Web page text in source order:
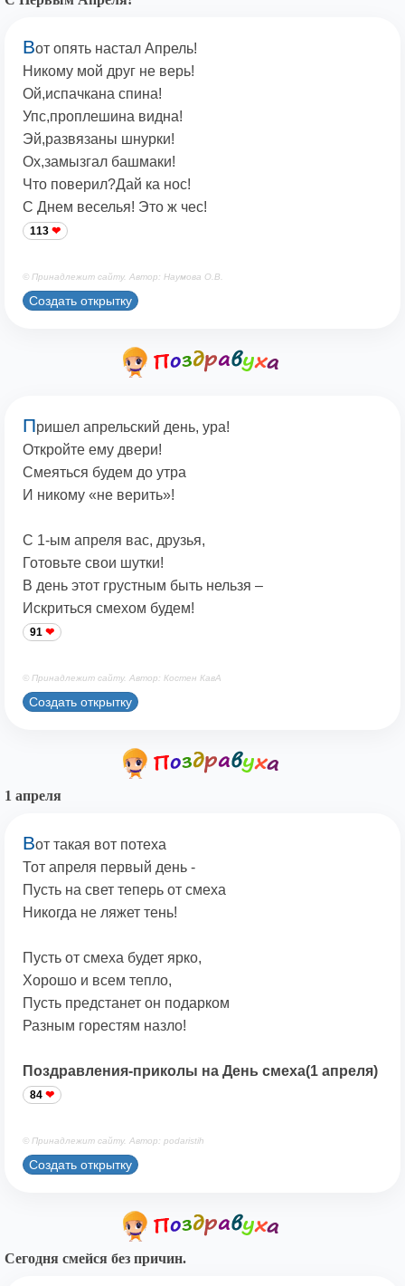
Вот опять настал Апрель!
Никому мой друг не верь!
Ой,испачкана спина!
Упс,проплешина видна!
Эй,развязаны шнурки!
Ох,замызгал башмаки!
Что поверил?Дай ка нос!
С Днем веселья! Это ж чес!
113
© Принадлежит сайту. Автор: Наумова О.В.
Создать открытку
Пришел апрельский день, ура!
Откройте ему двери!
Смеяться будем до утра
И никому «не верить»!
С 1-ым апреля вас, друзья,
Готовьте свои шутки!
В день этот грустным быть нельзя –
Искриться смехом будем!
91
© Принадлежит сайту. Автор: Костен КавА
Создать открытку
1 апреля
Вот такая вот потеха
Тот апреля первый день -
Пусть на свет теперь от смеха
Никогда не ляжет тень!
Пусть от смеха будет ярко,
Хорошо и всем тепло,
Пусть предстанет он подарком
Разным горестям назло!
Поздравления-приколы на День смеха(1 апреля)
84
© Принадлежит сайту. Автор: podaristih
Создать открытку
Сегодня смейся без причин.